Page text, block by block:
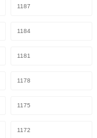
1187
1184
1181
1178
1175
1172